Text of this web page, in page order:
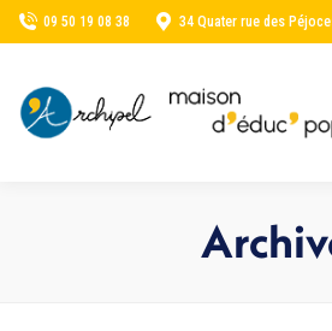
09 50 19 08 38 34 Quater rue des